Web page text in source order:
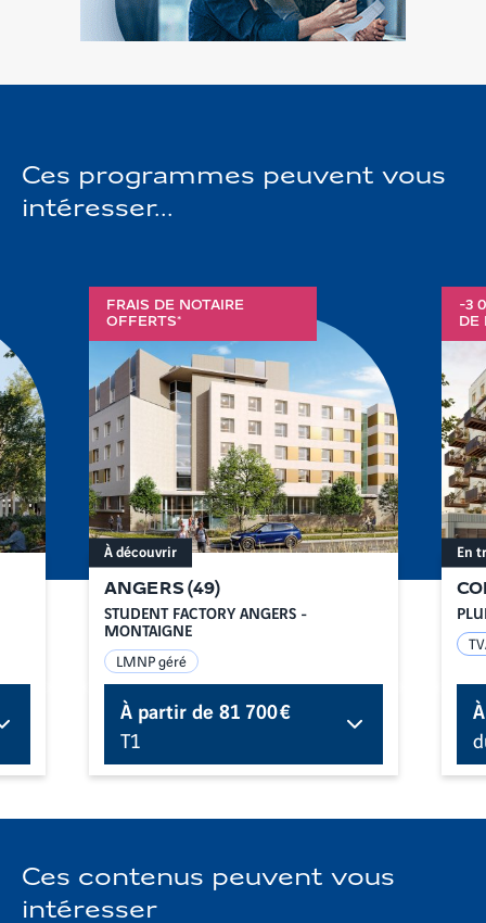
Ces programmes peuvent vous
intéresser...
FRAIS DE NOTAIRE
OFFERTS*
ANGERS(49)
STUDENT FACTORY ANGERS -
MONTAIGNE
À découvrir
LMNP géré
À partir de81 700 €
T1
-3
DE
En
Ces contenus peuvent vous
intéresser